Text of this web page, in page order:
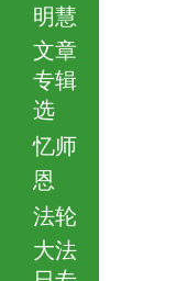
明慧
文章
专辑
选
忆师
恩
法轮
大法